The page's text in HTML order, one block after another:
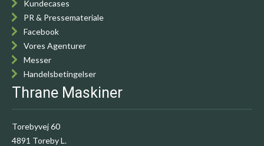
Kundecases
PR & Pressemateriale
Facebook
Vores Agenturer
Messer
Handelsbetingelser
Thrane Maskiner
Torebyvej 60
4891 Toreby L.